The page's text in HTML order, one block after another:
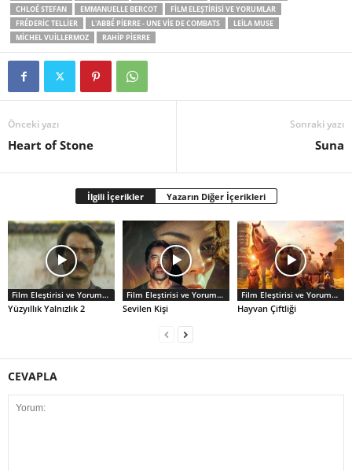
CHLOÉ STEFAN
EMMANUELLE BERCOT
FILM ELEŞTIRISI VE YORUMLAR
FRÉDERIC TELLIER
L'ABBÉ PIERRE - UNE VIE DE COMBATS
LEILA MUSE
MICHEL VUILLERMOZ
RAHIP PIERRE
Önceki yazı
Heart of Stone
Sonraki yazı
Suna
İlgili İçerikler Yazarın Diğer İçerikleri
Film Eleştirisi ve Yorumlar
Yüzyıllık Yalnızlık 2
Film Eleştirisi ve Yorumlar
Sevilen Kişi
Film Eleştirisi ve Yorumlar
Hayvan Çiftliği
CEVAPLA